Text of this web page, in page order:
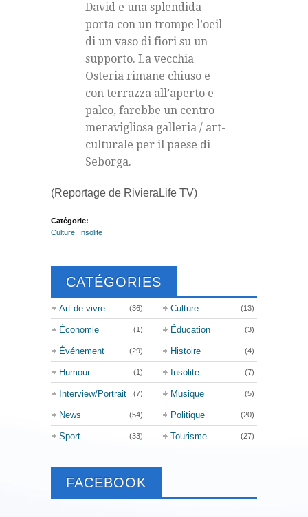
David e una splendida
porta con un trompe l’oeil
di un vaso di fiori su un
supporto. La vecchia
Osteria rimane chiuso e
con terrazza all’aperto e
palco, farebbe un centro
meravigliosa galleria / art-
culturale per il paese di
Seborga.
(Reportage de RivieraLife TV)
Catégorie:
Culture
Insolite
CATÉGORIES
Art de vivre (36) Culture (13)
Économie (1) Éducation (3)
Événement (29) Histoire (4)
Humour (1) Insolite (7)
Interview/Portrait (7) Musique (5)
News (54) Politique (20)
Sport (33) Tourisme (27)
FACEBOOK